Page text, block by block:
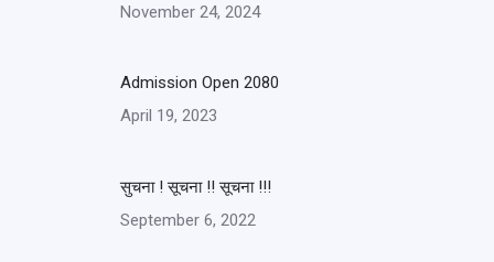
November 24, 2024
Admission Open 2080
April 19, 2023
सुचना ! सूचना !! सूचना !!!
September 6, 2022